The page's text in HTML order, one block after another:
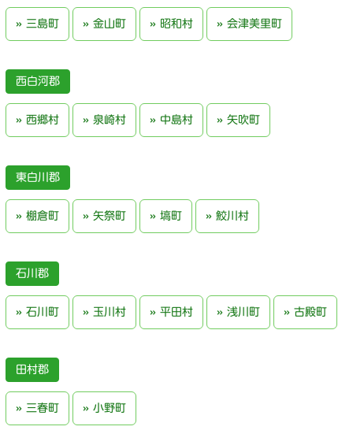
三島町 金山町 昭和村 会津美里町
西白河郡
西郷村 泉崎村 中島村 矢吹町
東白川郡
棚倉町 矢祭町 塙町 鮫川村
石川郡
石川町 玉川村 平田村 浅川町 古殿町
田村郡
三春町 小野町